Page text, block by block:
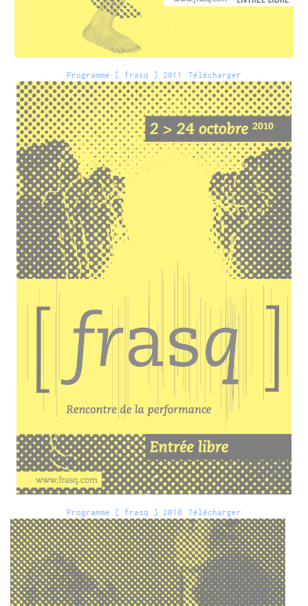
Programme [ frasq ] 2011 Télécharger
Programme [ frasq ] 2010 Télécharger